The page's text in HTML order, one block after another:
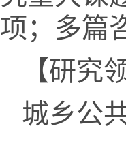
项；多篇
【研究
城乡公